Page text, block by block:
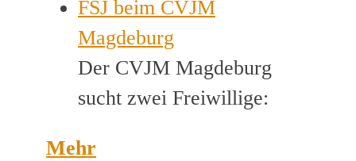
FSJ beim CVJM
Magdeburg
Der CVJM Magdeburg
sucht zwei Freiwillige:
Mehr